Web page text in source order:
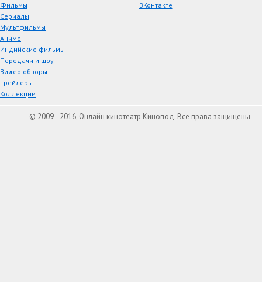
Фильмы
Сериалы
Мультфильмы
Аниме
Индийские фильмы
Передачи и шоу
Видео обзоры
Трейлеры
Коллекции
ВКонтакте
© 2009–2016, Онлайн кинотеатр Кинопод. Все права защищены